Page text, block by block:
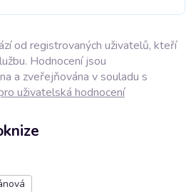
od registrovaných uživatelů, kteří
Hodnocení jsou
a zveřejňována v souladu s
uživatelská hodnocení